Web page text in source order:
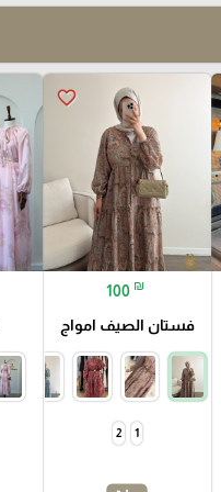
favorite_border
100 ₪
فستان الصيف امواج
1
2